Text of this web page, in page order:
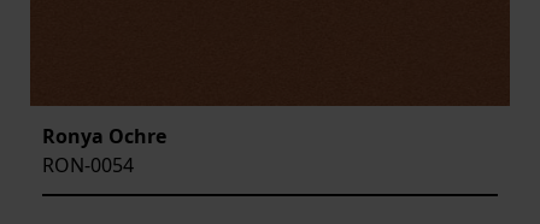
Ronya Ochre
RON-0054